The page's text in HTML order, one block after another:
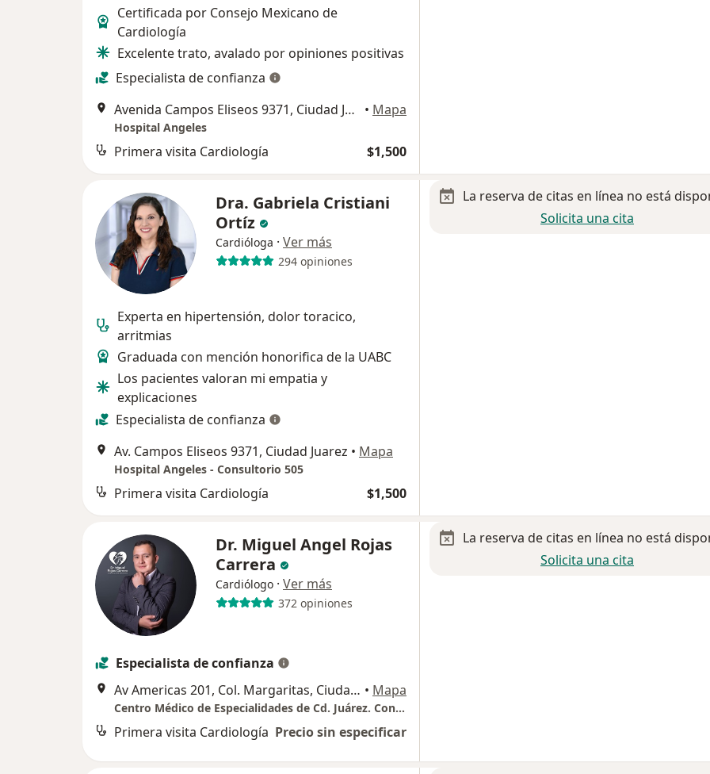
Certificada por Consejo Mexicano de
Cardiología
Excelente trato, avalado por opiniones positivas
Especialista de confianza
Avenida Campos Eliseos 9371, Ciudad Juarez
• Mapa
Hospital Angeles
Primera visita Cardiología $1,500
Dra. Gabriela Cristiani
Ortíz
Cardióloga · Ver más
294 opiniones
Experta en hipertensión, dolor toracico,
arritmias
Graduada con mención honorifica de la UABC
Los pacientes valoran mi empatia y
explicaciones
Especialista de confianza
Av. Campos Eliseos 9371, Ciudad Juarez • Mapa
Hospital Angeles - Consultorio 505
Primera visita Cardiología $1,500
La reserva de citas en línea no está
Solicita una cita
Dr. Miguel Angel Rojas
Carrera
Cardiólogo · Ver más
372 opiniones
Especialista de confianza
Av Americas 201, Col. Margaritas, Ciudad Juarez • Mapa
Centro Médico de Especialidades de Cd. Juárez. Consultorio 114
Primera visita Cardiología Precio sin especificar
La reserva de citas en línea no está
Solicita una cita